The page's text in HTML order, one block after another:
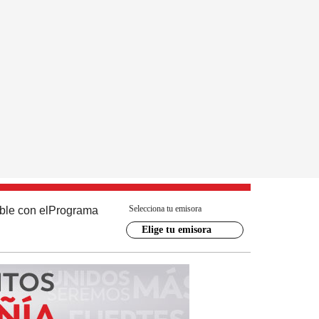
con el Programa Selecciona tu emisora
Elige tu emisora